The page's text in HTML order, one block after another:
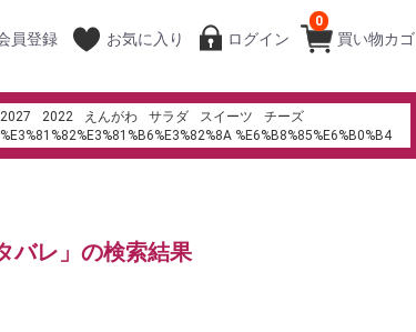
買い物カゴ
0
員登録 お気に入り ログイン
2027 2022 えんがわ サラダ スイーツ
チーズ
%E3%81%82%E3%81%B6%E3%82%8A %E6%B8%85%E6%B0%B4
%EC%95%84%EB%A7%88%EB%85%B8%ED%86%A0
%EC%A4%80%EB%A7%88%EC%9D%B4
バレ」の検索結果